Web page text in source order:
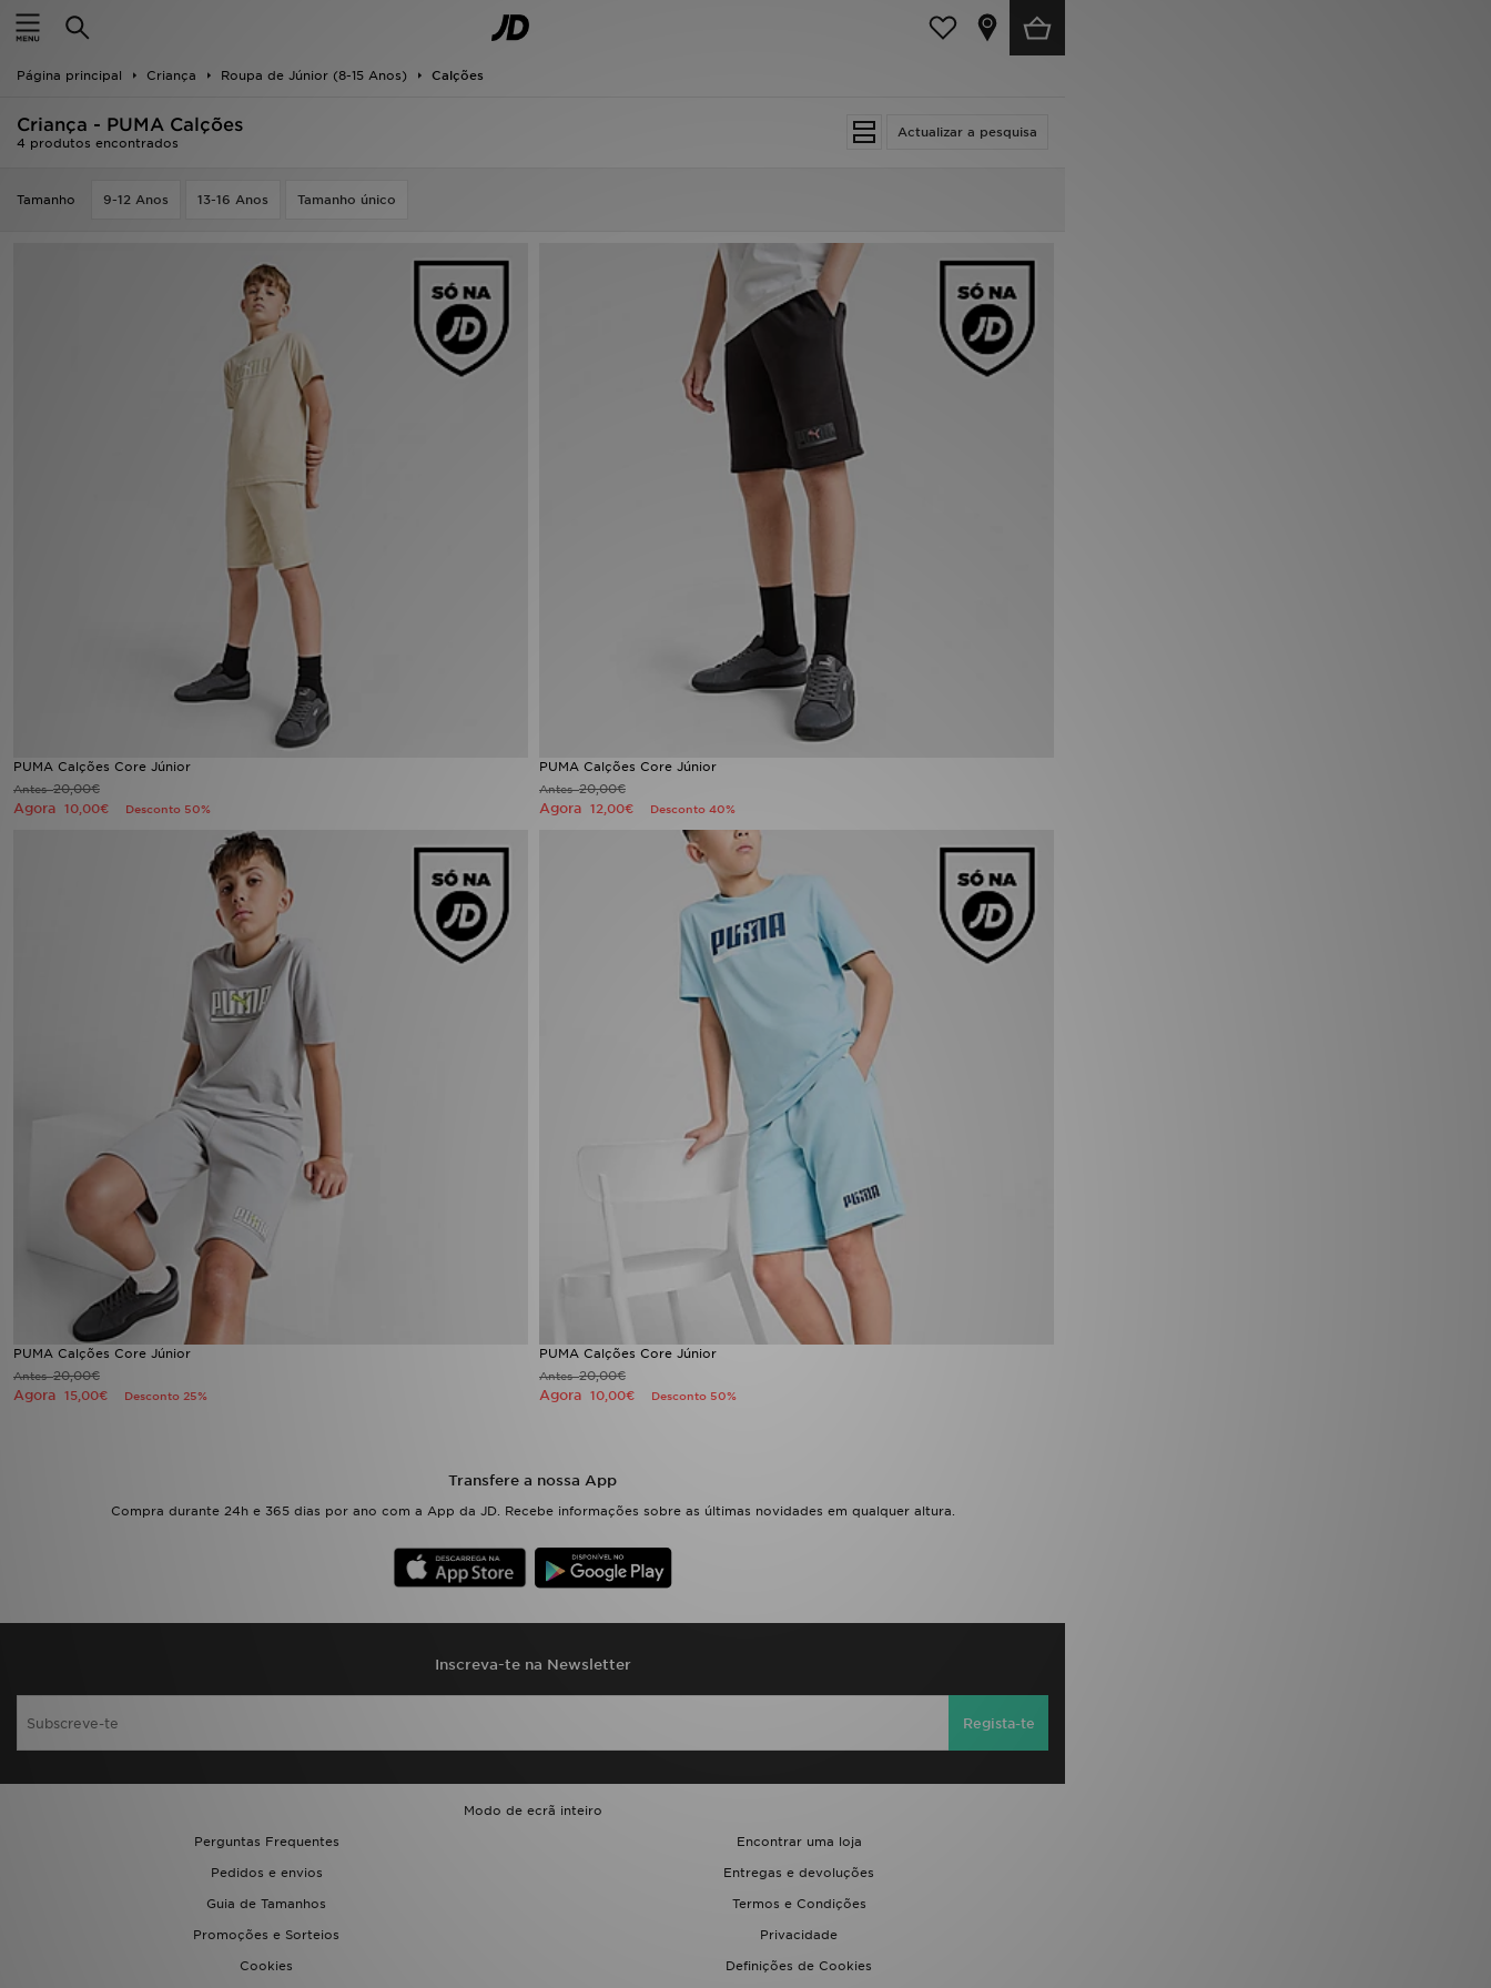
Página principal Criança Roupa de Júnior (8-15 Anos) Calções
Actualizar a pesquisa
Criança - PUMA Calções
4 produtos encontrados
Tamanho 9-12 Anos 13-16 Anos Tamanho único
PUMA Calções Core Júnior
Antes20,00€
Agora 10,00€ Desconto 50%
PUMA Calções Core Júnior
Antes20,00€
Agora 12,00€ Desconto 40%
PUMA Calções Core Júnior
Antes20,00€
Agora 15,00€ Desconto 25%
PUMA Calções Core Júnior
Antes20,00€
Agora 10,00€ Desconto 50%
Transfere a nossa App
Compra durante 24h e 365 dias por ano com a App da JD. Recebe informações sobre as últimas novidades em qualquer altura.
Inscreva-te na Newsletter
Regista-te
Modo de ecrã inteiro
Perguntas Frequentes
Encontrar uma loja
Pedidos e envios
Entregas e devoluções
Guia de Tamanhos
Termos e Condições
Promoções e Sorteios
Privacidade
Cookies
Definições de Cookies
INÍCIO
Promoções
NOVIDADES
ESTADO DO TEU PEDIDO
FAZ DOWNLOAD DA APP
TRABALHA CONNOSCO